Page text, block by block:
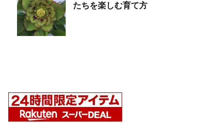
たちを楽しむ育て方